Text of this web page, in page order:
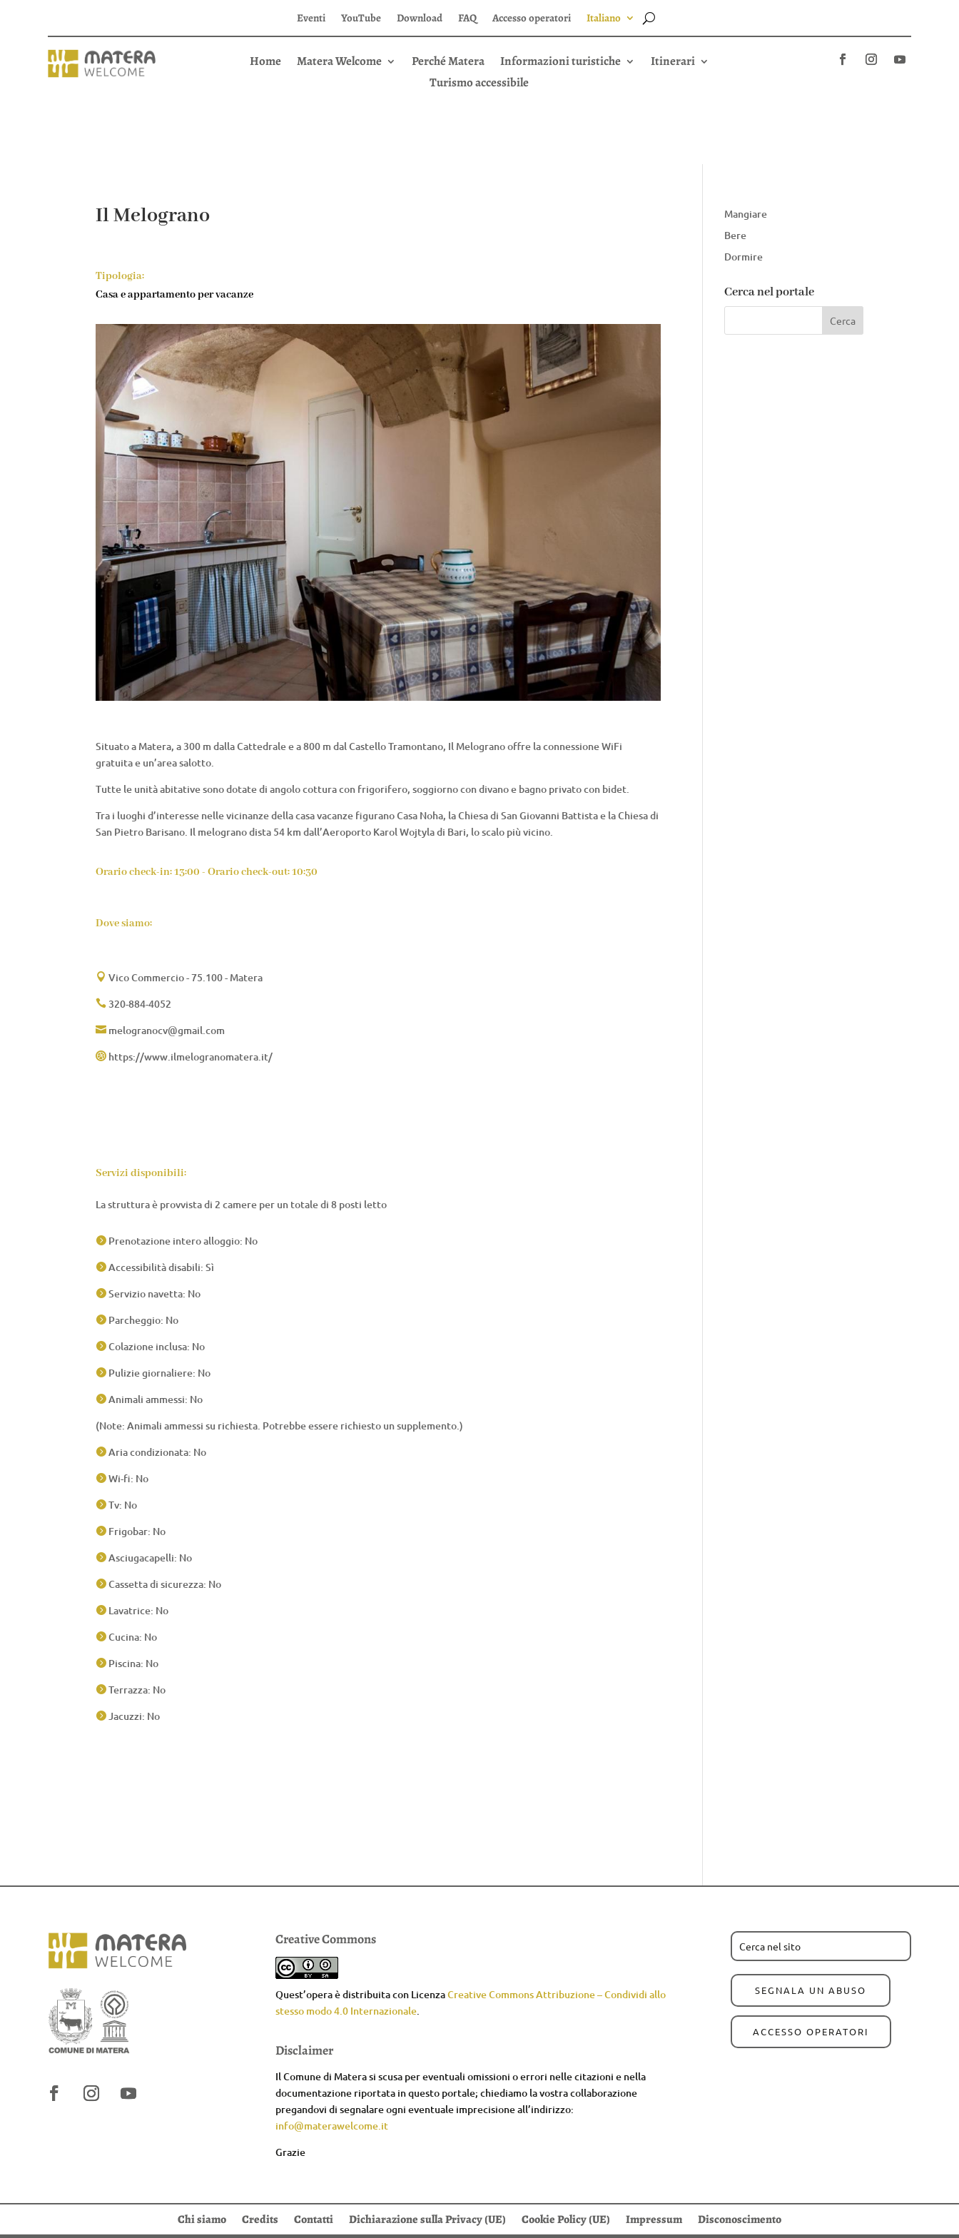
Eventi YouTube Download FAQ Accesso operatori Italiano
Home Matera Welcome Perché Matera Informazioni turistiche
Itinerari
Turismo accessibile
Il Melograno
Tipologia:
Casa e appartamento per vacanze
Situato a Matera, a 300 m dalla Cattedrale e a 800 m dal Castello Tramontano, Il Melograno offre la connessione WiFi
gratuita e un’area salotto.
Tutte le unità abitative sono dotate di angolo cottura con frigorifero, soggiorno con divano e bagno privato con bidet.
Tra i luoghi d’interesse nelle vicinanze della casa vacanze figurano Casa Noha, la Chiesa di San Giovanni Battista e la Chiesa di
San Pietro Barisano. Il melograno dista 54 km dall’Aeroporto Karol Wojtyla di Bari, lo scalo più vicino.
Orario check-in: 13:00 - Orario check-out: 10:30
Dove siamo:
 Vico Commercio - 75.100 - Matera
 320-884-4052
 melogranocv@gmail.com
 https://www.ilmelogranomatera.it/
Servizi disponibili:
La struttura è provvista di 2 camere per un totale di 8 posti letto
 Prenotazione intero alloggio: No
 Accessibilità disabili: Sì
 Servizio navetta: No
 Parcheggio: No
 Colazione inclusa: No
 Pulizie giornaliere: No
 Animali ammessi: No
(Note: Animali ammessi su richiesta. Potrebbe essere richiesto un supplemento.)
 Aria condizionata: No
 Wi-fi: No
 Tv: No
 Frigobar: No
 Asciugacapelli: No
 Cassetta di sicurezza: No
 Lavatrice: No
 Cucina: No
 Piscina: No
 Terrazza: No
 Jacuzzi: No
Mangiare
Bere
Dormire
Cerca nel portale
Creative Commons
Quest’opera è distribuita con LicenzaCreative Commons Attribuzione – Condividi allo
stesso modo 4.0 Internazionale
Disclaimer
Il Comune di Matera si scusa per eventuali omissioni o errori nelle citazioni e nella
documentazione riportata in questo portale; chiediamo la vostra collaborazione
pregandovi di segnalare ogni eventuale imprecisione all’indirizzo:
info@materawelcome.it
Grazie
SEGNALA UN ABUSO
ACCESSO OPERATORI
Chi siamo Credits Contatti Dichiarazione sulla Privacy (UE) Cookie Policy (UE) Impressum Disconoscimento